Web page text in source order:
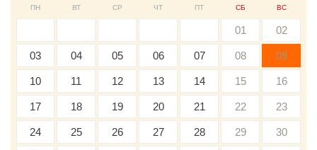
ПН ВТ СР ЧТ ПТ СБ ВС
01 02
03 04 05 06 07 08 09
10 11 12 13 14 15 16
17 18 19 20 21 22 23
24 25 26 27 28 29 30